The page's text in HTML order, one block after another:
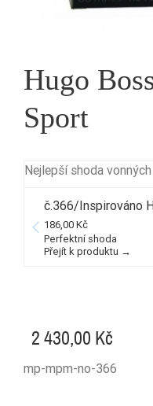
Hugo
Sport
Nejlepší shoda
č.366/Inspirováno
186,00 Kč
Perfektní shoda
Přejít k produktu →
2 430,00 Kč
mp-mpm-no-366